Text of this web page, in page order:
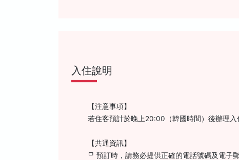
入住說明
【注意事項】
若住客預計於晚上20:00（韓國時間）後辦理入
【共通資訊】
ᄆ 預訂時，請務必提供正確的電話號碼及電子